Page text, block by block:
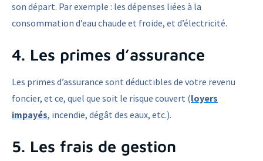
son départ. Par exemple : les dépenses liées à la
consommation d’eau chaude et froide, et d’électricité.
4. Les primes d’assurance
Les primes d’assurance sont déductibles de votre revenu
foncier, et ce, quel que soit le risque couvert (loyers
impayés, incendie, dégât des eaux, etc.).
5. Les frais de gestion